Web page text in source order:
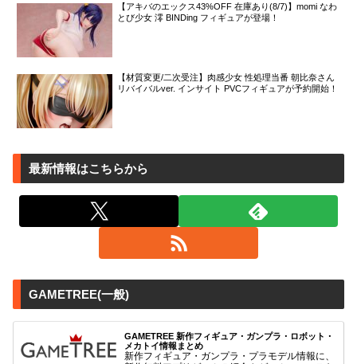
【アキバのエックス43%OFF 在庫あり(8/7)】momi なわ
とび少女 澪 BINDing フィギュアが登場！
【材質変更/二次受注】肉感少女 性処理当番 朝比奈さん
リバイバルver. インサイト PVCフィギュアが予約開始！
最新情報はこちらから
GAMETREE(一般)
GAMETREE 新作フィギュア・ガンプラ・ロボット・
メカトイ情報まとめ
新作フィギュア・ガンプラ・プラモデル情報に、